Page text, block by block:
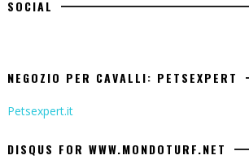
SOCIAL
NEGOZIO PER CAVALLI: PETSEXPERT
Petsexpert.it
DISQUS FOR WWW.MONDOTURF.NET